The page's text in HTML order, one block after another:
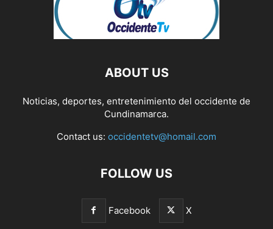
ABOUT US
Noticias, deportes, entretenimiento del occidente de
Cundinamarca.
Contact us: occidentetv@homail.com
FOLLOW US
Facebook X